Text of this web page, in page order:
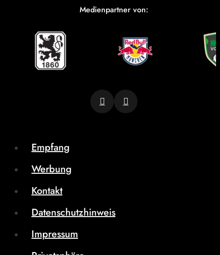
Medienpartner von:
Empfang
Werbung
Kontakt
Datenschutzhinweis
Impressum